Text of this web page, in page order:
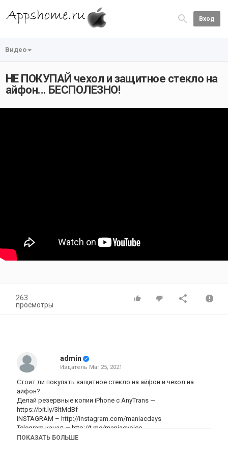
Вход
Видео
НЕ ПОКУПАЙ чехол и защитное стекло на
айфон... БЕСПОЛЕЗНО!
263
просмотры
admin
Издатель Mar 25, 2021
Стоит ли покупать защитное стекло на айфон и чехол на
айфон?
Делай резервные копии iPhone с AnyTrans —
https://bit.ly/3ltMdBf
INSTAGRAM – http://instagram.com/maniacdays
Telegram канал — http://t.me/maniacvoice
ПОКАЗАТЬ БОЛЬШЕ